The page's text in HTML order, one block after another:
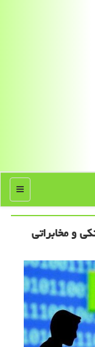
منو
و مخابراتی